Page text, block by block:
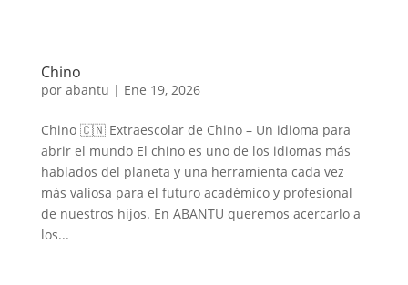
Chino
por abantu | Ene 19, 2026
Chino 🇨🇳 Extraescolar de Chino – Un idioma para
abrir el mundo El chino es uno de los idiomas más
hablados del planeta y una herramienta cada vez
más valiosa para el futuro académico y profesional
de nuestros hijos. En ABANTU queremos acercarlo a
los...